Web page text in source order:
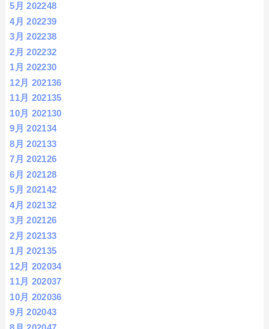
5月 202248
4月 202239
3月 202238
2月 202232
1月 202230
12月 202136
11月 202135
10月 202130
9月 202134
8月 202133
7月 202126
6月 202128
5月 202142
4月 202132
3月 202126
2月 202133
1月 202135
12月 202034
11月 202037
10月 202036
9月 202043